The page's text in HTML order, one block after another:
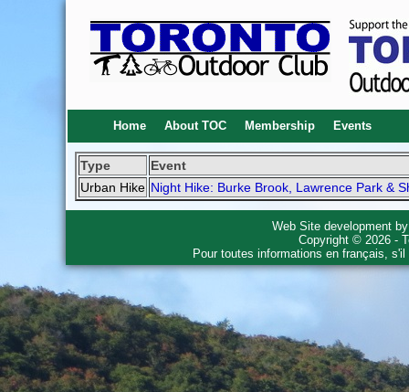
Home About TOC Membership Events
Type
Event
Urban Hike Night Hike: Burke Brook, Lawrence Park &
Web Site development
Copyright © 2026 -
Pour toutes informations en français,